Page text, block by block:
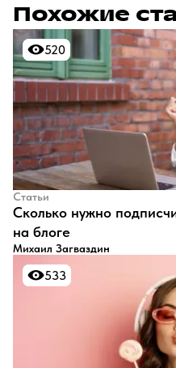
Похожие
520
520
Статьи
​Сколько нужно
на блоге
Михаил Загваздин
533
533